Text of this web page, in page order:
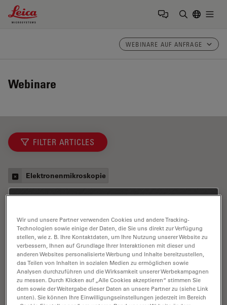
Leica Microsystems Logo
WEBINARE AUF ANFRAGE
Webinare
FILTER ARTICLES
Elektronenmikroskopie
Wir und unsere Partner verwenden Cookies und andere Tracking-
Technologien sowie einige der Daten, die Sie uns direkt zur Verfügung
stellen, wie z. B. Ihre Kontaktdaten, um Ihre Nutzung unserer Website zu
verbessern, Ihnen auf Grundlage Ihrer Interaktionen mit dieser und
anderen Websites personalisierte Werbung und Inhalte bereitzustellen,
das Teilen von Inhalten in sozialen Medien zu ermöglichen sowie
Analysen durchzuführen und die Wirksamkeit unserer Werbekampagnen
zu messen. Durch Klicken auf „Alle Cookies akzeptieren“ stimmen Sie
dem sowie der Weitergabe dieser Daten an unsere Partner zu (siehe Link
unten). Sie können Ihre Einwilligungseinstellungen jederzeit im Bereich